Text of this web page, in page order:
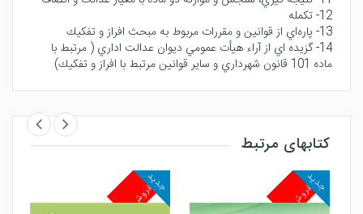
12- تكمله
13- پاره‌اي از قوانين و مقررات مربوط به مبحث افراز و تفكيك
14- گزيده اي از آراء هيأت عمومي ديوان عدالت اداري ( مرتبط با
ماده 101 قانون شهرداري و ساير قوانين مرتبط با افراز و تفكيك)
کتابهای مرتبط
پرفروش
جدید پرفروش
جدید